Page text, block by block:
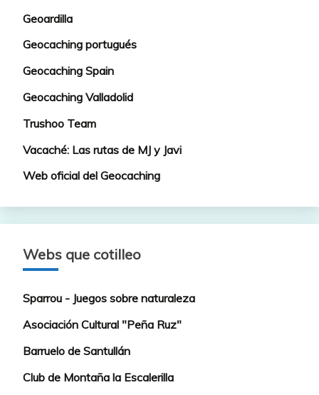
Geoardilla
Geocaching portugués
Geocaching Spain
Geocaching Valladolid
Trushoo Team
Vacaché: Las rutas de MJ y Javi
Web oficial del Geocaching
Webs que cotilleo
Sparrou - Juegos sobre naturaleza
Asociación Cultural "Peña Ruz"
Barruelo de Santullán
Club de Montaña la Escalerilla